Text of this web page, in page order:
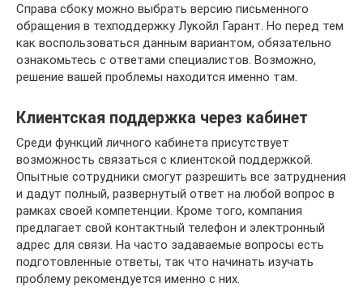
Справа сбоку можно выбрать версию письменного
обращения в техподдержку Лукойл Гарант. Но перед тем
как воспользоваться данным вариантом, обязательно
ознакомьтесь с ответами специалистов. Возможно,
решение вашей проблемы находится именно там.
Клиентская поддержка через кабинет
Среди функций личного кабинета присутствует
возможность связаться с клиентской поддержкой.
Опытные сотрудники смогут разрешить все затруднения
и дадут полный, развернутый ответ на любой вопрос в
рамках своей компетенции. Кроме того, компания
предлагает свой контактный телефон и электронный
адрес для связи. На часто задаваемые вопросы есть
подготовленные ответы, так что начинать изучать
проблему рекомендуется именно с них.